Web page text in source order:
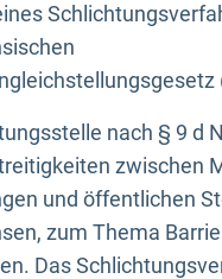
nach § 9 d
zwischen
und öffentlichen
zum Thema
Das